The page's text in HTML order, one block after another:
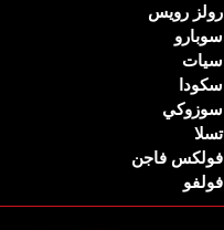
‏رولز رويس‏
‏سوبارو‏
سيات
‏سكودا‏
‏سوزوكي‏
‏تسلا‏
فولكس فاجن
‏فولفو‏